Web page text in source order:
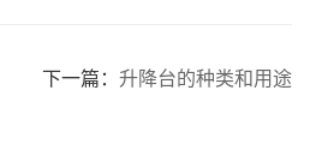
下一篇： 升降台的种类和用途